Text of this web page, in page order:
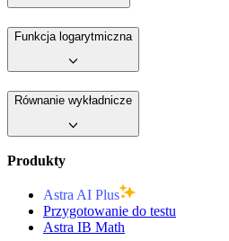
Funkcja logarytmiczna
Równanie wykładnicze
Produkty
Astra AI Plus
Przygotowanie do testu
Astra IB Math